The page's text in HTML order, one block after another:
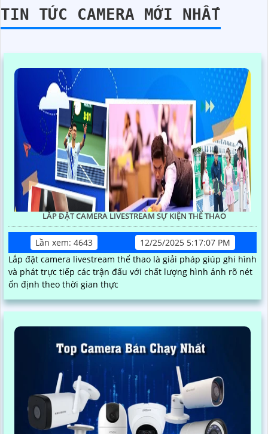
TIN TỨC CAMERA MỚI NHẤT
LẮP ĐẶT CAMERA LIVESTREAM SỰ KIỆN THỂ THAO
Lần xem: 4643
12/25/2025 5:17:07 PM
Lắp đặt camera livestream thể thao là giải pháp giúp ghi hình
và phát trực tiếp các trận đấu với chất lượng hình ảnh rõ nét
ổn định theo thời gian thực